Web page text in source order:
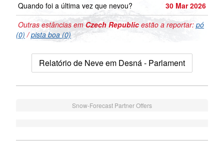
Quando foi a última vez que nevou?
30 Mar 2026
Outras estâncias emCzech Republic estão a reportar: pó
(0) /pista boa (0)
Relatório de Neve em Desná - Parlament
Snow-Forecast Partner Offers